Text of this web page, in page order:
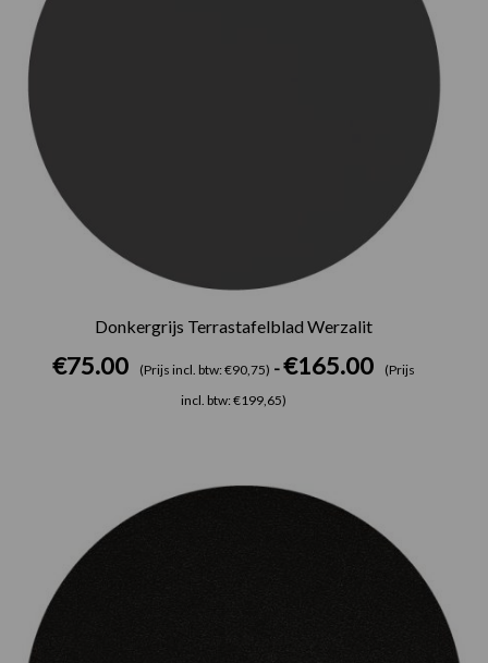
Donkergrijs Terrastafelblad Werzalit
€75.00 (Prijs incl. btw: €90,75) - €165.00
(Prijs
incl. btw: €199,65)
Prijsklasse: